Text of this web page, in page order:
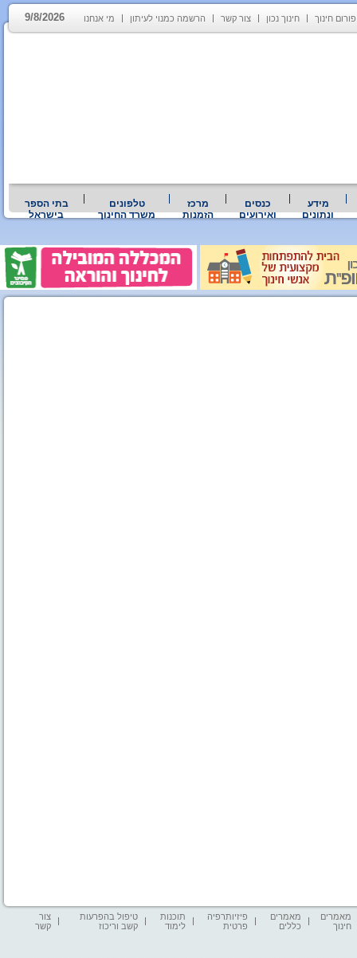
פורום חינוך חינוך נכון צור קשר הרשמה כמנוי לעיתון מי אנחנו 9/8/2026
מידע
ונתונים
כנסים
ואירועים
מרכז
הזמנות
טלפונים
משרד החינוך
בתי הספר
בישראל
מאמרים
חינוך
מאמרים
כללים
פיזיותרפיה
פרטית
תוכנות
לימוד
טיפול בהפרעות
קשב וריכוז
צור
קשר